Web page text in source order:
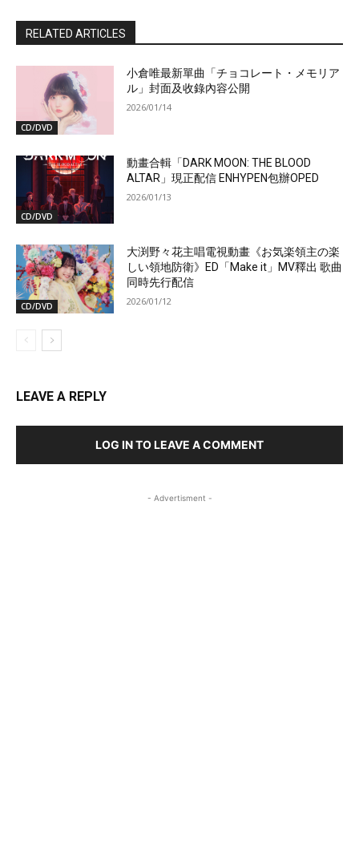
RELATED ARTICLES
CD/DVD
小倉唯最新單曲「チョコレート・メモリア
ル」封面及收錄內容公開
2026/01/14
CD/DVD
動畫合輯「DARK MOON: THE BLOOD
ALTAR」現正配信 ENHYPEN包辦OPED
2026/01/13
CD/DVD
大渕野々花主唱電視動畫《お気楽領主の楽
しい領地防衛》ED「Make it」MV釋出 歌曲
同時先行配信
2026/01/12
LEAVE A REPLY
LOG IN TO LEAVE A COMMENT
- Advertisment -